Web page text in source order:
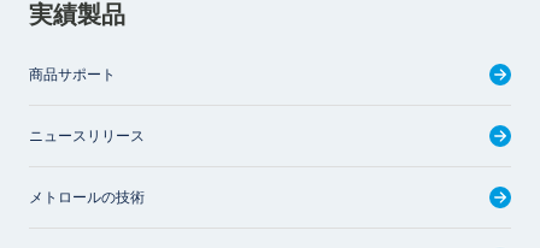
実績製品
商品サポート
ニュースリリース
メトロールの技術